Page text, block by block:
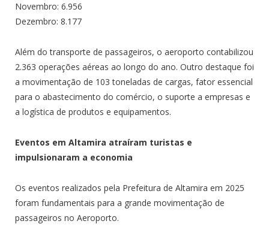
Novembro: 6.956
Dezembro: 8.177
Além do transporte de passageiros, o aeroporto contabilizou
2.363 operações aéreas ao longo do ano. Outro destaque foi
a movimentação de 103 toneladas de cargas, fator essencial
para o abastecimento do comércio, o suporte a empresas e
a logística de produtos e equipamentos.
Eventos em Altamira atraíram turistas e
impulsionaram a economia
Os eventos realizados pela Prefeitura de Altamira em 2025
foram fundamentais para a grande movimentação de
passageiros no Aeroporto.